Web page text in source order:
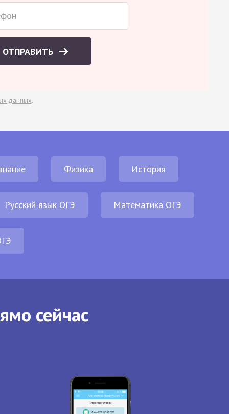
ОТПРАВИТЬ
данных.
Физика История
Русский язык ОГЭ Математика ОГЭ
сейчас